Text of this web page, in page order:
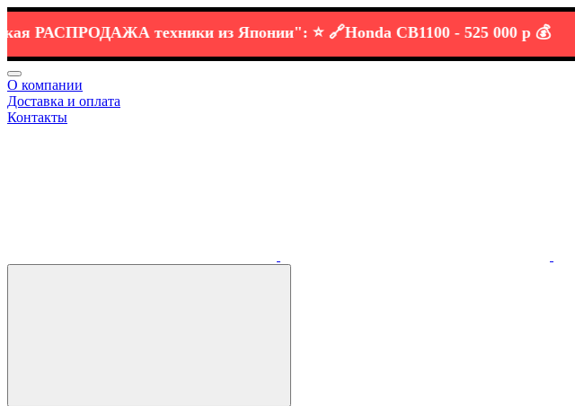
техникииз Японии": ⭐️ 🔗Honda CB1100 -525 000 р 💰 ⭐️ 🔗
О компании
Доставка и оплата
Контакты